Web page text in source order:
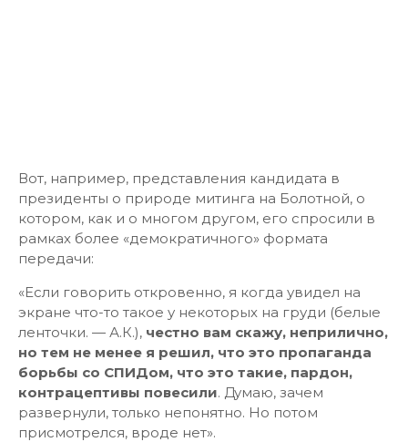
Вот, например, представления кандидата в
президенты о природе митинга на Болотной, о
котором, как и о многом другом, его спросили в
рамках более «демократичного» формата
передачи:
«Если говорить откровенно, я когда увидел на
экране что-то такое у некоторых на груди (белые
ленточки. — А.К.), честно вам скажу, неприлично,
но тем не менее я решил, что это пропаганда
борьбы со СПИДом, что это такие, пардон,
контрацептивы повесили. Думаю, зачем
развернули, только непонятно. Но потом
присмотрелся, вроде нет».